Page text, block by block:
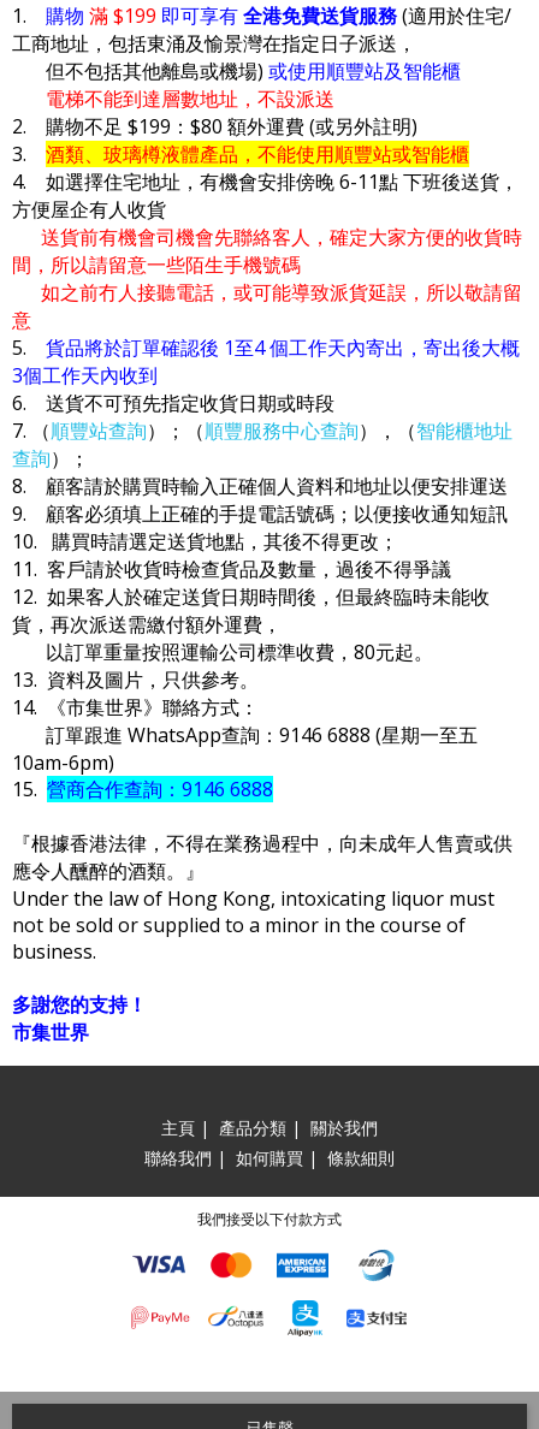
1. 購物 滿 $199 即可享有全港免費送貨服務(適用於住宅/
工商地址，包括東涌及愉景灣在指定日子派送，
但不包括其他離島或機場) 或使用順豐站及智能櫃
電梯不能到達層數地址，不設派送
2. 購物不足 $199：$80 額外運費 (或另外註明)
3. 酒類、玻璃樽液體產品，不能使用順豐站或智能櫃
4. 如選擇住宅地址，有機會安排傍晚 6-11點 下班後送貨，
方便屋企有人收貨
送貨前有機會司機會先聯絡客人，確定大家方便的收貨時
間，所以請留意一些陌生手機號碼
如之前冇人接聽電話，或可能導致派貨延誤，所以敬請留
意
5. 貨品將於訂單確認後 1至4 個工作天內寄出，寄出後大概
3個工作天內收到
6. 送貨不可預先指定收貨日期或時段
7. （順豐站查詢）；（順豐服務中心查詢），（智能櫃地址
查詢）；
8. 顧客請於購買時輸入正確個人資料和地址以便安排運送
9. 顧客必須填上正確的手提電話號碼；以便接收通知短訊
10. 購買時請選定送貨地點，其後不得更改；
11. 客戶請於收貨時檢查貨品及數量，過後不得爭議
12. 如果客人於確定送貨日期時間後，但最終臨時未能收
貨，再次派送需繳付額外運費，
以訂單重量按照運輸公司標準收費，80元起。
13. 資料及圖片，只供參考。
14. 《市集世界》聯絡方式：
訂單跟進 WhatsApp查詢：9146 6888 (星期一至五
10am-6pm)
15. 營商合作查詢：9146 6888
『根據香港法律，不得在業務過程中，向未成年人售賣或供
應令人醺醉的酒類。』
Under the law of Hong Kong, intoxicating liquor must
not be sold or supplied to a minor in the course of
business.
多謝您的支持！
市集世界
主頁 | 產品分類 | 關於我們
聯絡我們 | 如何購買 | 條款細則
我們接受以下付款方式